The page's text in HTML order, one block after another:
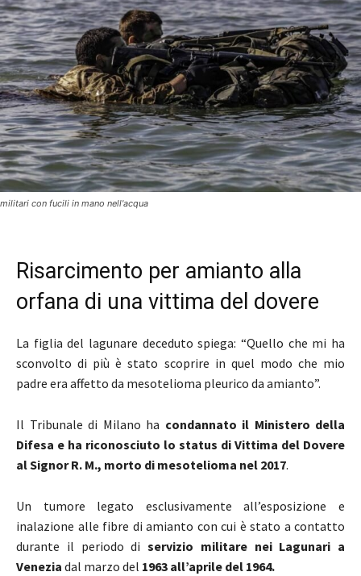
militari con fucili in mano nell'acqua
Risarcimento per amianto alla
orfana di una vittima del dovere
La figlia del lagunare deceduto spiega: “Quello che mi ha
sconvolto di più è stato scoprire in quel modo che mio
padre era affetto da mesotelioma pleurico da amianto”.
Il Tribunale di Milano ha condannato il Ministero della
Difesa e ha riconosciuto lo status di Vittima del Dovere
al Signor R. M., morto di mesotelioma nel 2017.
Un tumore legato esclusivamente all’esposizione e
inalazione alle fibre di amianto con cui è stato a contatto
durante il periodo di servizio militare nei Lagunari a
Venezia dal marzo del 1963 all’aprile del 1964.